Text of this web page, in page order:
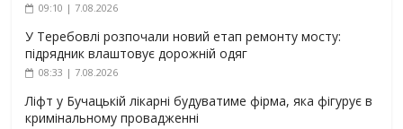
09:10 | 7.08.2026
У Теребовлі розпочали новий етап ремонту мосту:
підрядник влаштовує дорожній одяг
08:33 | 7.08.2026
Ліфт у Бучацькій лікарні будуватиме фірма, яка фігурує в
кримінальному провадженні